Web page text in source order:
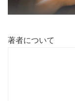
著者について